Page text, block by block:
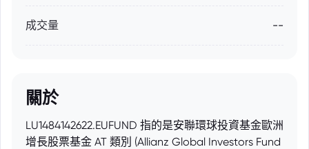
成交量 --
關於
LU1484142622.EUFUND 指的是安聯環球投資基金歐洲
增長股票基金 AT 類別 (Allianz Global Investors Fund